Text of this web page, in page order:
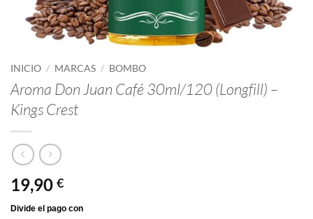
INICIO / MARCAS / BOMBO
Aroma Don Juan Café 30ml/120 (Longfill) –
Kings Crest
19,90 €